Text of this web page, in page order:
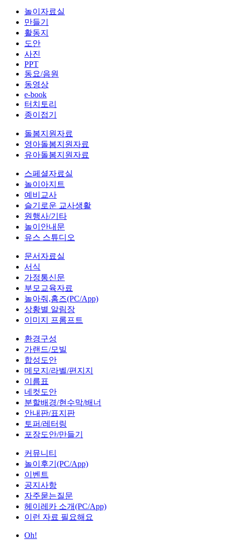
놀이자료실
만들기
활동지
도안
사진
PPT
동요/음원
동영상
e-book
터치토리
종이접기
돌봄지원자료
영아돌봄지원자료
유아돌봄지원자료
스페셜자료실
놀이아지트
예비교사
슬기로운 교사생활
원행사/기타
놀이안내문
유스 스튜디오
문서자료실
서식
가정통신문
부모교육자료
놀아줘,홈즈(PC/App)
상황별 알림장
이미지 프롬프트
환경구성
가랜드/모빌
합성도안
메모지/라벨/편지지
이름표
네컷도안
분할배경/현수막/배너
안내판/표지판
토퍼/레터링
포장도안/만들기
커뮤니티
놀이후기(PC/App)
이벤트
공지사항
자주묻는질문
헤이레카 소개(PC/App)
이런 자료 필요해요
Oh!